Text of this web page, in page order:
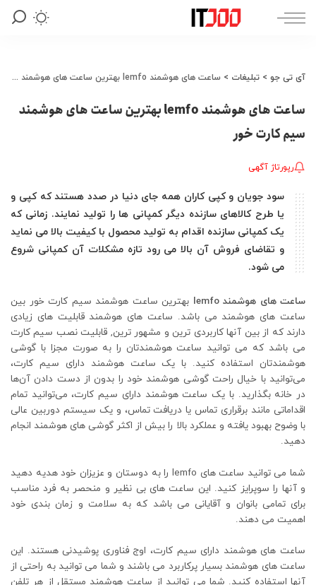
آی تی جو > تبلیغات > ساعت های هوشمند lemfo بهترین ساعت های هوشمند سیم کارت خور
ساعت های هوشمند lemfo بهترین ساعت های هوشمند
سیم کارت خور
رپورتاژ آگهی
سود جویان و کپی کاران همه جای دنیا در صدد هستند که کپی و
یا طرح کالاهای سازنده دیگر کمپانی ها را تولید نمایند. زمانی که
یک کمپانی سازنده اقدام به تولید محصول با کیفیت بالا می نماید
و تقاضای فروش آن بالا می رود تازه مشکلات آن کمپانی شروع
می شود.
ساعت های هوشمند lemfo
بهترین ساعت هوشمند سیم کارت خور بین
ساعت های هوشمند می باشد. ساعت های هوشمند قابلیت های زیادی
دارند که از بین آنها کاربردی ترین و مشهور ترین, قابلیت نصب سیم کارت
می باشد که می توانید ساعت هوشمندتان را به صورت مجزا با گوشی
هوشمندتان استفاده کنید. با یک ساعت هوشمند دارای سیم کارت،
می‌توانید با خیال راحت گوشی هوشمند خود را بدون از دست دادن آن‌ها
در خانه بگذارید. با یک ساعت هوشمند دارای سیم کارت، می‌توانید تمام
اقداماتی مانند برقراری تماس یا دریافت تماس، و یک سیستم دوربین عالی
با وضوح بهبود یافته و عملکرد بالا را بیش از اکثر گوشی‌ های هوشمند انجام
دهید.
شما می توانید ساعت های lemfo را به دوستان و عزیزان خود هدیه دهید
و آنها را سوپرایز کنید. این ساعت های بی نظیر و منحصر به فرد مناسب
برای تمامی بانوان و آقایانی می باشد که به سلامت و زمان بندی خود
اهمیت می دهند.
ساعت های هوشمند دارای سیم کارت، اوج فناوری پوشیدنی هستند. این
ساعت های هوشمند بسیار پرکاربرد می باشند و شما می توانید به راحتی از
آنها استفاده کنید. شما می توانید از ساعت هوشمند مستقل از هر تلفن